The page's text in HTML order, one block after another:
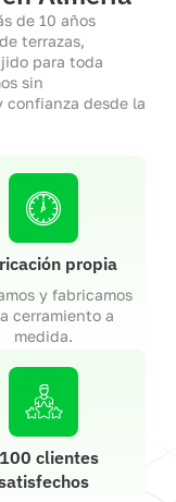
de 10 años
terrazas,
para toda
sin
desde la
propia
y fabricamos
cerramiento a
medida.
clientes